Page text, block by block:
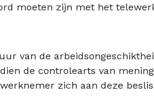
moeten zijn met het
van de
de controlearts van
zich aan deze